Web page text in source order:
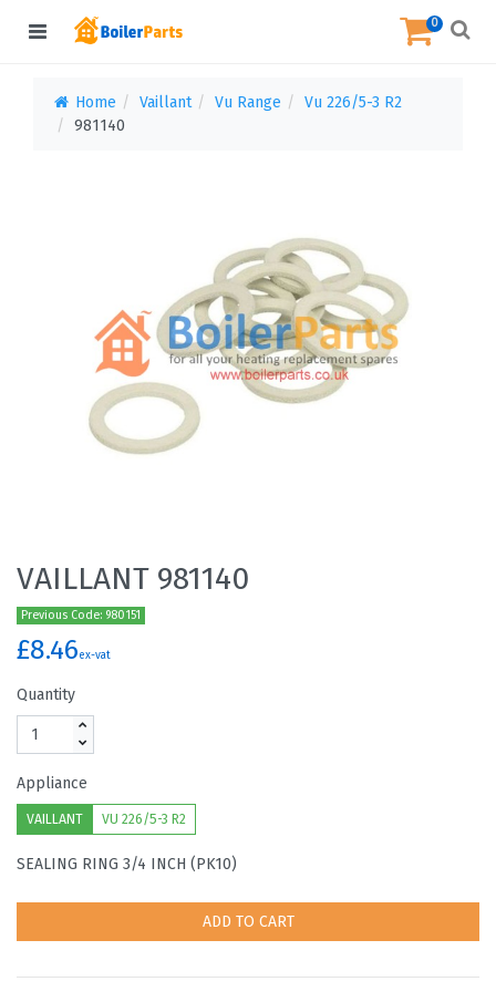
0
Home Vaillant Vu Range
Vu 226/5-3 R2
981140
VAILLANT 981140
Previous Code: 980151
£8.46ex-vat
Quantity
Appliance
VAILLANT VU 226/5-3 R2
SEALING RING 3/4 INCH (PK10)
ADD TO CART